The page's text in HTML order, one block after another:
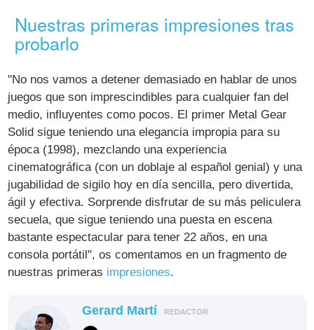
Nuestras primeras impresiones tras
probarlo
"No nos vamos a detener demasiado en hablar de unos
juegos que son imprescindibles para cualquier fan del
medio, influyentes como pocos. El primer Metal Gear
Solid sigue teniendo una elegancia impropia para su
época (1998), mezclando una experiencia
cinematográfica (con un doblaje al español genial) y una
jugabilidad de sigilo hoy en día sencilla, pero divertida,
ágil y efectiva. Sorprende disfrutar de su más peliculera
secuela, que sigue teniendo una puesta en escena
bastante espectacular para tener 22 años, en una
consola portátil", os comentamos en un fragmento de
nuestras primeras impresiones.
Gerard Martí REDACTOR